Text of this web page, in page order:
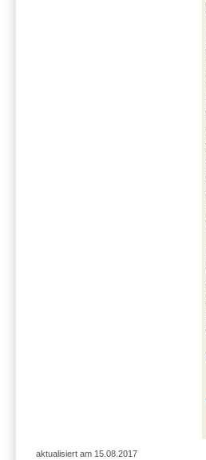
aktualisiert am 15.08.2017